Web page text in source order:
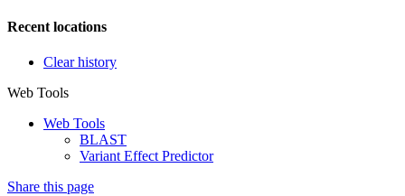
Recent locations
Clear history
Web Tools
Web Tools
BLAST
Variant Effect Predictor
Share this page